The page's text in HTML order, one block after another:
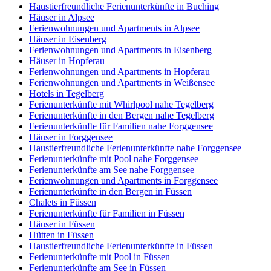
Haustierfreundliche Ferienunterkünfte in Buching
Häuser in Alpsee
Ferienwohnungen und Apartments in Alpsee
Häuser in Eisenberg
Ferienwohnungen und Apartments in Eisenberg
Häuser in Hopferau
Ferienwohnungen und Apartments in Hopferau
Ferienwohnungen und Apartments in Weißensee
Hotels in Tegelberg
Ferienunterkünfte mit Whirlpool nahe Tegelberg
Ferienunterkünfte in den Bergen nahe Tegelberg
Ferienunterkünfte für Familien nahe Forggensee
Häuser in Forggensee
Haustierfreundliche Ferienunterkünfte nahe Forggensee
Ferienunterkünfte mit Pool nahe Forggensee
Ferienunterkünfte am See nahe Forggensee
Ferienwohnungen und Apartments in Forggensee
Ferienunterkünfte in den Bergen in Füssen
Chalets in Füssen
Ferienunterkünfte für Familien in Füssen
Häuser in Füssen
Hütten in Füssen
Haustierfreundliche Ferienunterkünfte in Füssen
Ferienunterkünfte mit Pool in Füssen
Ferienunterkünfte am See in Füssen